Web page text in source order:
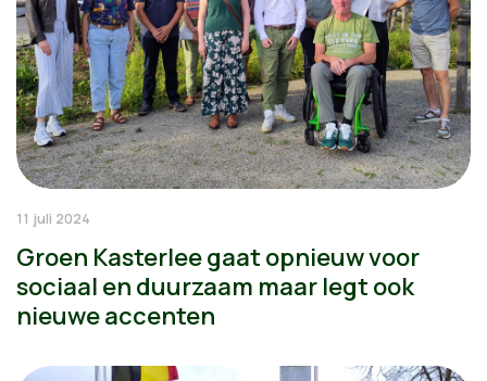
11 juli 2024
Groen Kasterlee gaat opnieuw voor
sociaal en duurzaam maar legt ook
nieuwe accenten